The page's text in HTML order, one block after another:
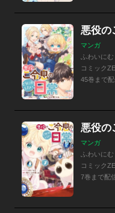
マンガ
ふわいに
コミック
45巻まで
悪役の
マンガ
ふわいに
コミック
7巻まで配